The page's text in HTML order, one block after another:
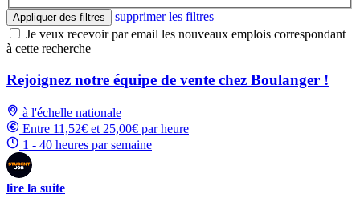
Appliquer des filtres
supprimer les filtres
Je veux recevoir par email les nouveaux emplois correspondant
à cette recherche
Rejoignez notre équipe de vente chez Boulanger !
à l'échelle nationale
Entre 11,52€ et 25,00€ par heure
1 - 40 heures par semaine
lire la suite